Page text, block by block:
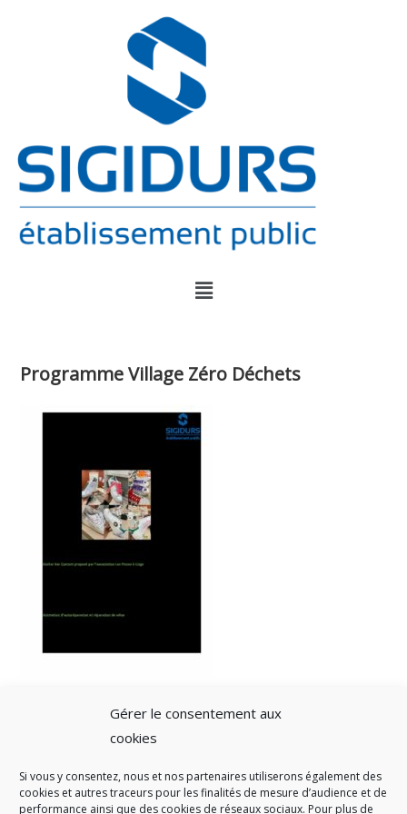
Gérer le consentement aux
cookies
Si vous y consentez, nous et nos partenaires utiliserons également des
cookies et autres traceurs pour les finalités de mesure d’audience et de
performance ainsi que des cookies de réseaux sociaux. Pour plus de
Programme Village Zéro Déchets
A SAVOIR